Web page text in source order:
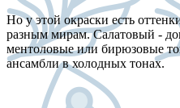
Но у этой окраски есть
разным мирам. Салатовый -
ментоловые или бирюзовые
ансамбли в холодных тонах.